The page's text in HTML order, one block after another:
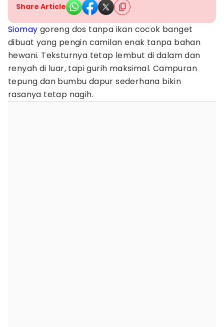
Share Article
Siomay goreng dos tanpa ikan cocok banget
dibuat yang pengin camilan enak tanpa bahan
hewani. Teksturnya tetap lembut di dalam dan
renyah di luar, tapi gurih maksimal. Campuran
tepung dan bumbu dapur sederhana bikin
rasanya tetap nagih.